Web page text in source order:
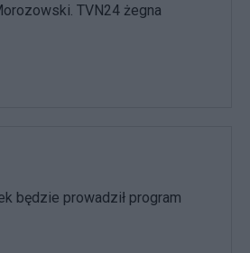
TVN24 żegna
będzie prowadził program